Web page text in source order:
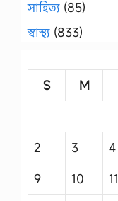
সাহিত্য(85)
স্বাস্থ্য(833)
S
M
2
3 4
9
10 11